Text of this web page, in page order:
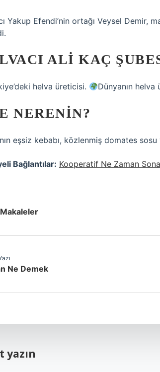
Yakup Efendi’nin ortağı Veysel Demir,
ALI KAÇ
helva üreticisi. Dünyanın helva
NERENIN?
eşsiz kebabı, közlenmiş domates
Bağlantılar: Kooperatif Ne Zaman
Makaleler
Ne Demek
yazın